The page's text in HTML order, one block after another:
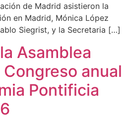
de Madrid asistieron la
en Madrid, Mónica López
Siegrist, y la Secretaria […]
Asamblea
anual
Pontificia